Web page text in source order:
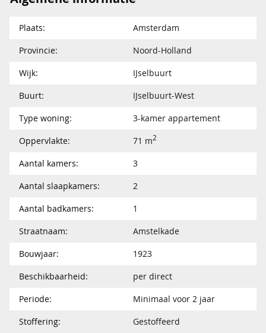
Plaats:
Amsterdam
Provincie:
Noord-Holland
Wijk:
IJselbuurt
Buurt:
IJselbuurt-West
Type woning:
3-kamer appartement
Oppervlakte:
71 m2
Aantal kamers:
3
Aantal slaapkamers:
2
Aantal badkamers:
1
Straatnaam:
Amstelkade
Bouwjaar:
1923
Beschikbaarheid:
per direct
Periode:
Minimaal voor 2 jaar
Stoffering:
Gestoffeerd